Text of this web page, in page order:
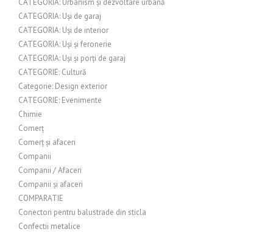
CATEGORIA: Urbanism și dezvoltare urbană
CATEGORIA: Uși de garaj
CATEGORIA: Uși de interior
CATEGORIA: Uși și feronerie
CATEGORIA: Uși și porți de garaj
CATEGORIE: Cultură
Categorie: Design exterior
CATEGORIE: Evenimente
Chimie
Comerț
Comerț și afaceri
Companii
Companii / Afaceri
Companii și afaceri
COMPARATIE
Conectori pentru balustrade din sticla
Confectii metalice